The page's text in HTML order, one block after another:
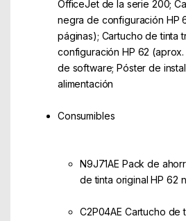
OfficeJet de la serie 200;
negra de configuración HP
páginas); Cartucho de tinta
configuración HP 62 (aprox.
de software; Póster de
alimentación
Consumibles
N9J71AE Pack de
de tinta original HP 62
C2P04AE Cartucho de